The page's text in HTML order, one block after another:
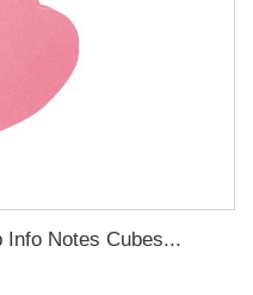
Info Notes Cubes...